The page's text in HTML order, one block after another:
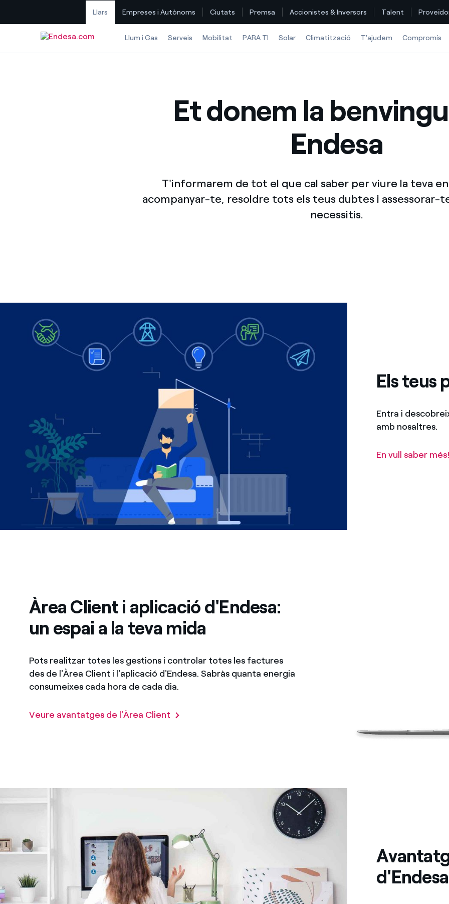
Llars Empreses i Autònoms Ciutats Premsa Accionistes & Inversors Talent
Llum i Gas Serveis Mobilitat PARA TI Solar Climatització T'ajudem Compromís
Compara les nostres tarifes d’empresa i estalvia
Per cada kWh que estalviïs, et descomptem un altre
Com canviar el titular del contracte?
Has rebut una oferta per canviar de companyia?
Et donem la
Endesa
T'informarem de tot el que cal saber per viure la teva
acompanyar-te, resoldre tots els teus dubtes i assessorar-
necessitis.
Els teus
Entra i
amb nosaltres.
En vull saber més!
Àrea Client i aplicació d'Endesa:
un espai a la teva mida
Pots realitzar totes les gestions i controlar totes les factures
des de l'Àrea Client i l'aplicació d'Endesa. Sabràs quanta energia
consumeixes cada hora de cada dia.
Veure avantatges de l'Àrea Client
d'Endesa